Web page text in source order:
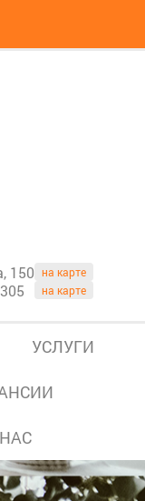
150 на карте
на карте
УСЛУГИ